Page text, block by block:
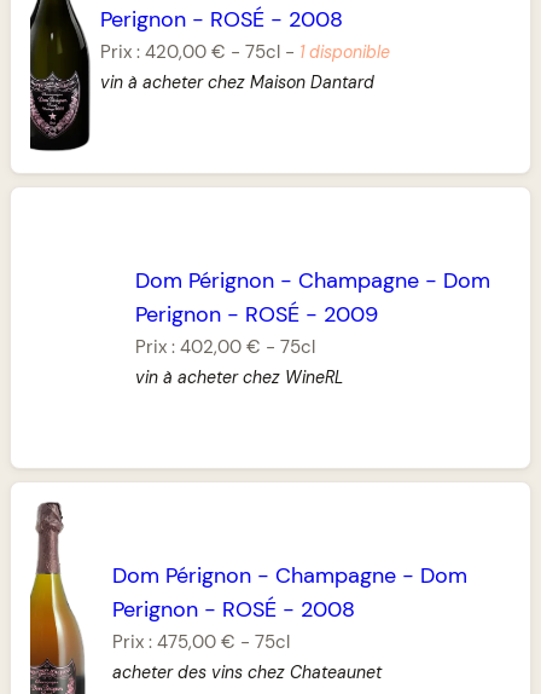
Perignon- ROSÉ- 2008
Prix : 420,00 € - 75cl- 1 disponible
vin à acheter chez Maison Dantard
Dom Pérignon - Champagne - Dom
Perignon - ROSÉ - 2009
Prix :402,00 € -75cl
vin à acheter chez WineRL
Dom Pérignon- Champagne- Dom
Perignon- ROSÉ- 2008
Prix : 475,00 € - 75cl
acheter des vins chez Chateaunet